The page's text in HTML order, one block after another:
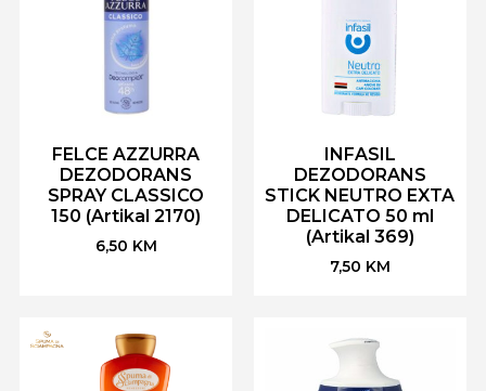
FELCE AZZURRA
DEZODORANS
SPRAY CLASSICO
150 (Artikal 2170)
6,50 KM
INFASIL
DEZODORANS
STICK NEUTRO EXTA
DELICATO 50 ml
(Artikal 369)
7,50 KM